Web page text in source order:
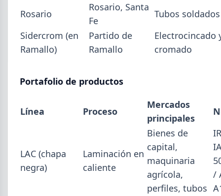
Marzo (6)
Enero (2)
VER TODO
Cheques rechazados en alza: la cadena de pagos metalúrgica
muestra signos de estrés
valores de abril
Día de la Siderurgia: cómo llega el sector al aniversario 78 del
San Isidro
Producción Mundial de Acero – Junio 2026
Rosario
Rosario, Santa
Fe
Tubos soldados
Sidercrom (en
Ramallo)
Partido de
Ramallo
Electrocincado
cromado
Portafolio de productos
Línea Proceso
Mercados
principales
LAC (chapa
negra)
Laminación en
caliente
Bienes de
capital,
maquinaria
agrícola,
perfiles, tubos
/